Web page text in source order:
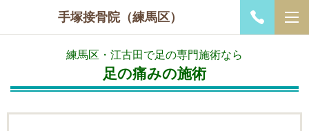
手塚接骨院（練馬区）
練馬区・江古田で足の専門施術なら
足の痛みの施術